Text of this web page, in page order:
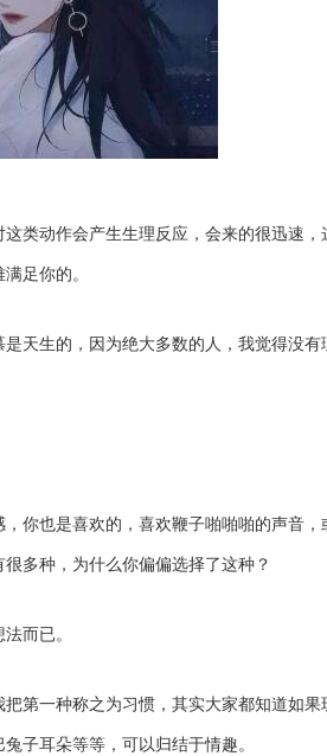
类动作会产生生理反应，会来的很迅速
足你的。
天生的，因为绝大多数的人，我觉得没有
你也是喜欢的，喜欢鞭子啪啪啪的声音
多种，为什么你偏偏选择了这种？
而已。
第一种称之为习惯，其实大家都知道如
子耳朵等等，可以归结于情趣。